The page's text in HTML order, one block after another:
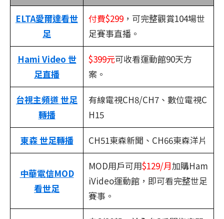
ELTA愛爾達看世
足
付費$299 ，可完整觀賞104場世
足賽事直播。
Hami Video 世
足直播
$399元可收看運動館90天方
案。
台視主頻道 世足
轉播
有線電視CH8/CH7、數位電視C
H15
東森 世足轉播 CH51東森新聞、CH66東森洋片
中華電信MOD
看世足
MOD用戶可用$129/月加購Ham
iVideo運動館，即可看完整世足
賽事。